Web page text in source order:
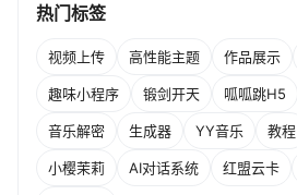
热门标签
视频上传 高性能主题 作品展示
趣味小程序 锻剑开天 呱呱跳H5
音乐解密 生成器 YY音乐 教程
小樱茉莉 AI对话系统 红盟云卡